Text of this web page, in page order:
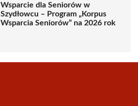
Wsparcie dla Seniorów w
Szydłowcu – Program „Korpus
Wsparcia Seniorów” na 2026 rok